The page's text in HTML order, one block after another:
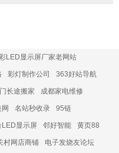
LED显示屏厂家老网站
彩灯制作公司 363好站导航
长途搬家 成都家电维修
名站秒收录 95链
LED显示屏 邻好智能 黄页88
村网店商铺 电子发烧友论坛